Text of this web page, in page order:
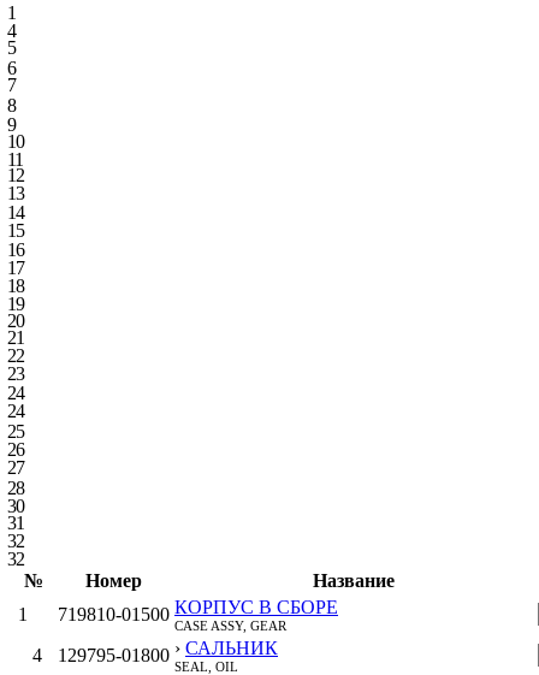
1
4
5
6
7
8
9
10
11
12
13
14
15
16
17
18
19
20
21
22
23
24
24
25
26
27
28
30
31
32
32
№
Номер
Название
1
719810-01500 КОРПУС В СБОРЕ
CASE ASSY, GEAR
4 129795-01800 › САЛЬНИК
SEAL, OIL